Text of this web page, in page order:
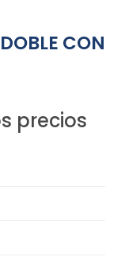
CON
precios